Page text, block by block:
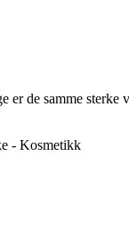
er de samme